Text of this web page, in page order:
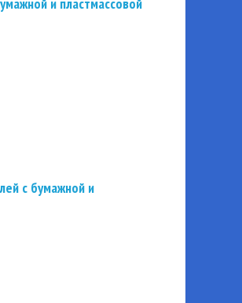
и пластмассовой
с бумажной и